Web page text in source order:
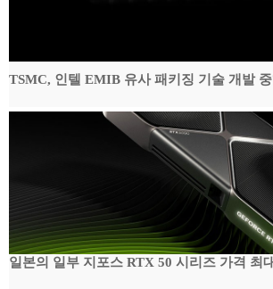
TSMC, 인텔 EMIB 유사 패키징 기술 개발
일본의 일부 지포스 RTX 50 시리즈 가격 최